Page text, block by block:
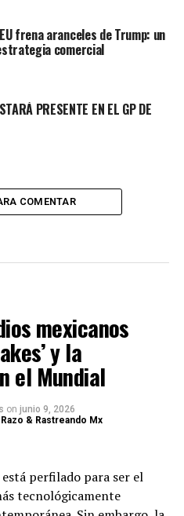
frena aranceles de Trump: un
comercial
PRESENTE EN EL GP DE
COMENTAR
mexicanos
y la
el Mundial
on junio 9, 2026
& Rastreando Mx
perfilado para ser el
tecnológicamente